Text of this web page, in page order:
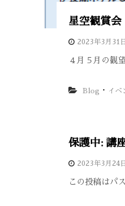
星空観賞
2023年3月31
４月５月の観
Blog ・ イベ
保護中: 講
2023年3月24
この投稿はパ